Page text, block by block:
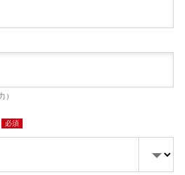
）
必須